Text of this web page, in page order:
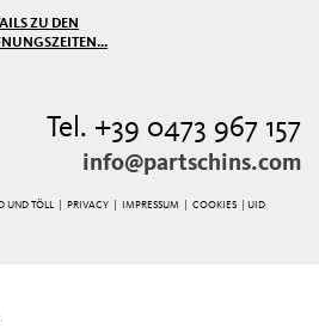
ZU DEN
Tel. +39 0473 967 157
info@partschins.com
UND TÖLL | PRIVACY IMPRESSUM |COOKIES
| UID